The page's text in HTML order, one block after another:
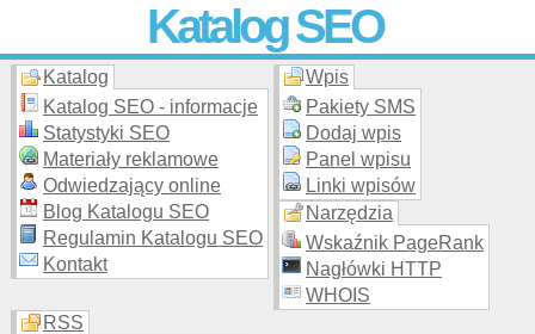
Katalog SEO
Skuteczna i promocja stron WWW –
moderowanego katalogu za darmo!
Katalog
Katalog SEO - informacje
Statystyki SEO
Materiały reklamowe
Odwiedzający online
Blog Katalogu SEO
Regulamin Katalogu SEO
Kontakt
Wpis
Pakiety SMS
Dodaj wpis
Panel wpisu
Linki wpisów
Narzędzia
Wskaźnik PageRank
Nagłówki HTTP
WHOIS
RSS